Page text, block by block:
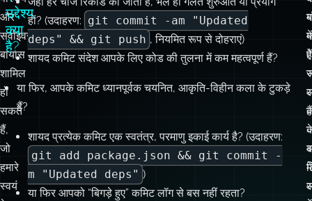
शामिल
हो
सकते
हैं,
जो
हमारे
स्वयं
के
आकलन
और
पूर्वाग्रह
या फिर, आपके कमिट ध्यानपूर्वक चयनित, आकृति-विहीन कला के टुकड़े
हैं?
शायद प्रत्येक कमिट एक स्वतंत्र, परमाणु इकाई कार्य है? (उदाहरण:
git add package.json && git commit -
क्या आपकी पीआर रिव्यू में अक्सर कमिट-दर-कमिट रिव्यू शामिल
होते हैं?
में
हैं